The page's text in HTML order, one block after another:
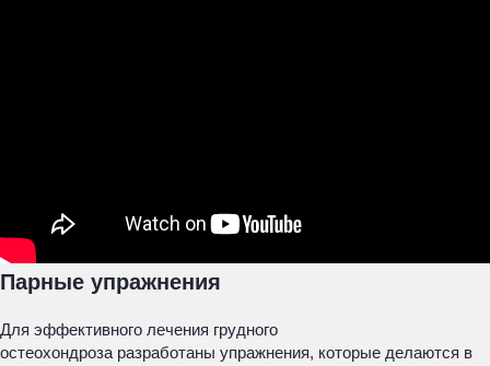
Парные упражнения
Для эффективного лечения грудного
остеохондроза разработаны упражнения, которые делаются в